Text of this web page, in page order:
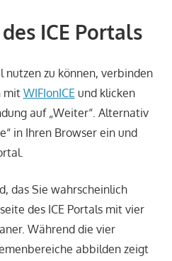
ICE Portals
nutzen zu können, verbinden
mitWIFIonICE und klicken
auf „Weiter“. Alternativ
in Ihren Browser ein und
das Sie wahrscheinlich
des ICE Portals mit vier
Während die vier
abbilden zeigt